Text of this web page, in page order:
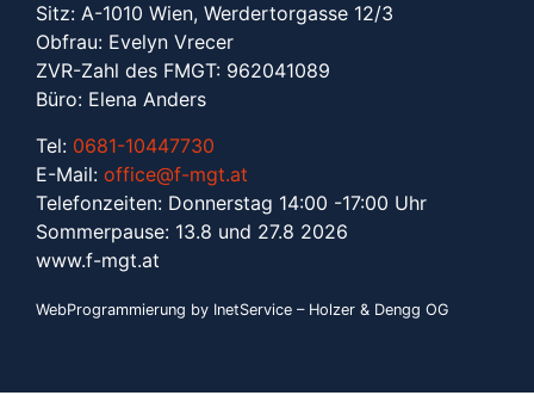
Sitz: A-1010 Wien, Werdertorgasse 12/3
Obfrau: Evelyn Vrecer
ZVR-Zahl des FMGT: 962041089
Büro: Elena Anders
Tel: 0681-10447730
E-Mail: office@f-mgt.at
Telefonzeiten: Donnerstag 14:00 -17:00 Uhr
Sommerpause: 13.8 und 27.8 2026
www.f-mgt.at
WebProgrammierung by InetService – Holzer & Dengg OG